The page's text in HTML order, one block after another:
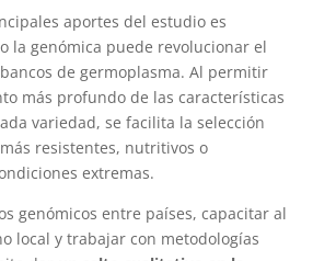
aportes del estudio es
la genómica puede revolucionar el
de germoplasma. Al permitir
más profundo de las características
variedad, se facilita la selección
resistentes, nutritivos o
extremas.
genómicos entre países, capacitar al
local y trabajar con metodologías